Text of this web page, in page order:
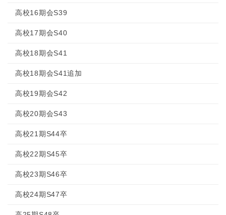
高校16期会S39
高校17期会S40
高校18期会S41
高校18期会S41追加
高校19期会S42
高校20期会S43
高校21期S44卒
高校22期S45卒
高校23期S46卒
高校24期S47卒